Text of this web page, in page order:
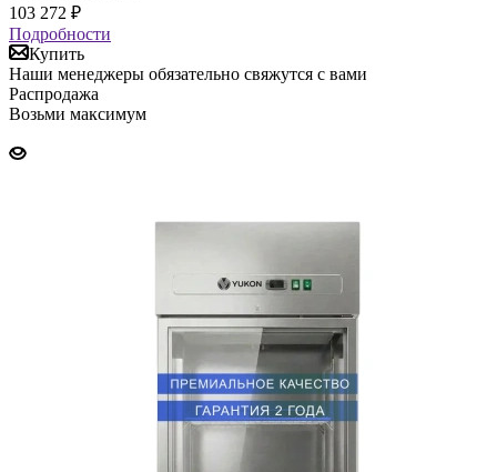
103 272 ₽
Подробности
Купить
Наши менеджеры обязательно свяжутся с вами
Распродажа
Возьми максимум